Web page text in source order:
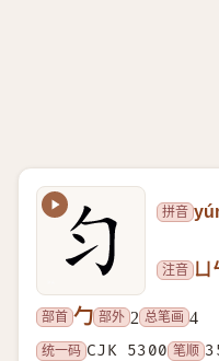
拼音
注音 ㄩ
部首 勹 部外 2 总笔画 4
统一码 CJK 5300 笔顺